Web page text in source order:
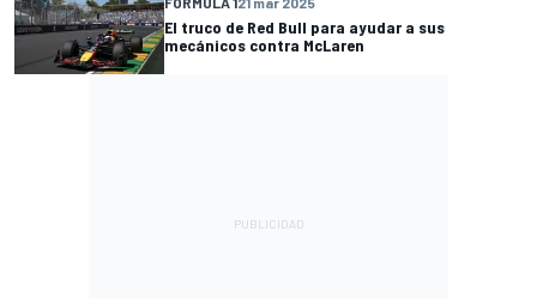
El truco de Red Bull para ayudar a sus
mecánicos contra McLaren